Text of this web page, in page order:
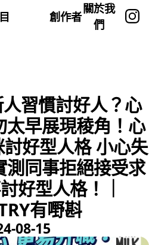
創作者
關於我
們
習慣討好人？心
太早展現稜角！心
好型人格 小心失
測同事拒絕接受求
好型人格！｜
有嘢斟
08-15